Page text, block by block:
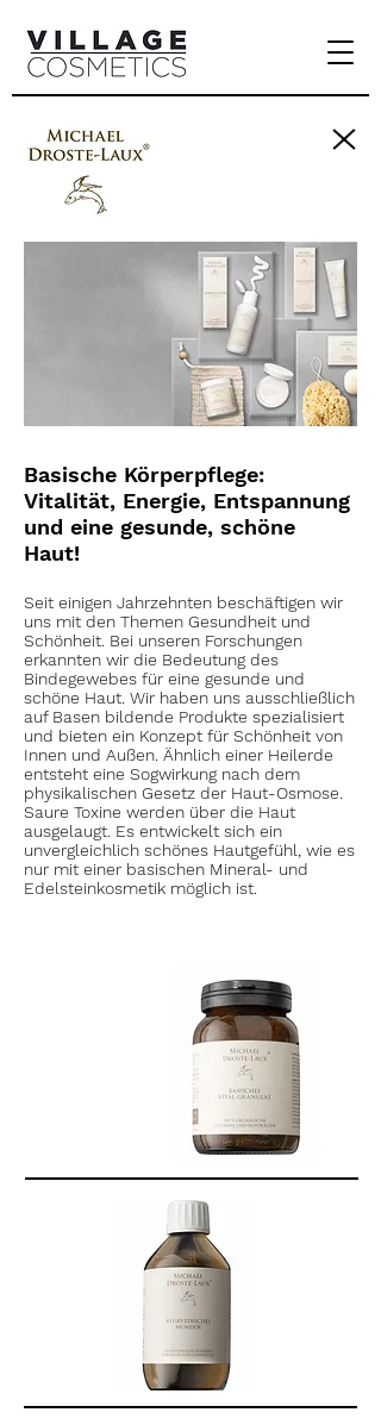
Basische Körperpflege:
Vitalität, Energie, Entspannung
und eine gesunde, schöne
Haut!
Seit einigen Jahrzehnten beschäftigen wir
uns mit den Themen Gesundheit und
Schönheit. Bei unseren Forschungen
erkannten wir die Bedeutung des
Bindegewebes für eine gesunde und
schöne Haut. Wir haben uns ausschließlich
auf Basen bildende Produkte spezialisiert
und bieten ein Konzept für Schönheit von
Innen und Außen. Ähnlich einer Heilerde
entsteht eine Sogwirkung nach dem
physikalischen Gesetz der Haut-Osmose.
Saure Toxine werden über die Haut
ausgelaugt. Es entwickelt sich ein
unvergleichlich schönes Hautgefühl, wie es
nur mit einer basischen Mineral- und
Edelsteinkosmetik möglich ist.